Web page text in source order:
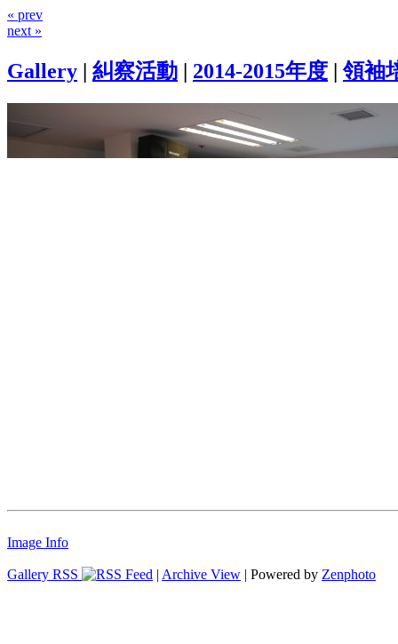
« prev
next »
Gallery | 糾察活動 | 2014-2015年度 |領袖
Image Info
Gallery RSS | Archive View | Powered by Zenphoto